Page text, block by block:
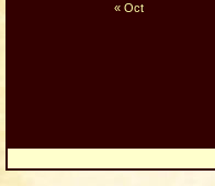
« Oct